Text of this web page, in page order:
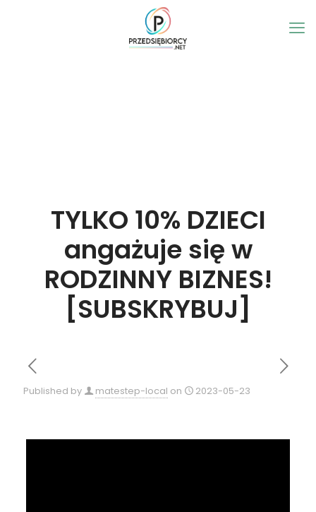
TYLKO 10% DZIECI
angażuje się w
RODZINNY BIZNES!
[SUBSKRYBUJ]
Published by matestep-local on 2023-05-23